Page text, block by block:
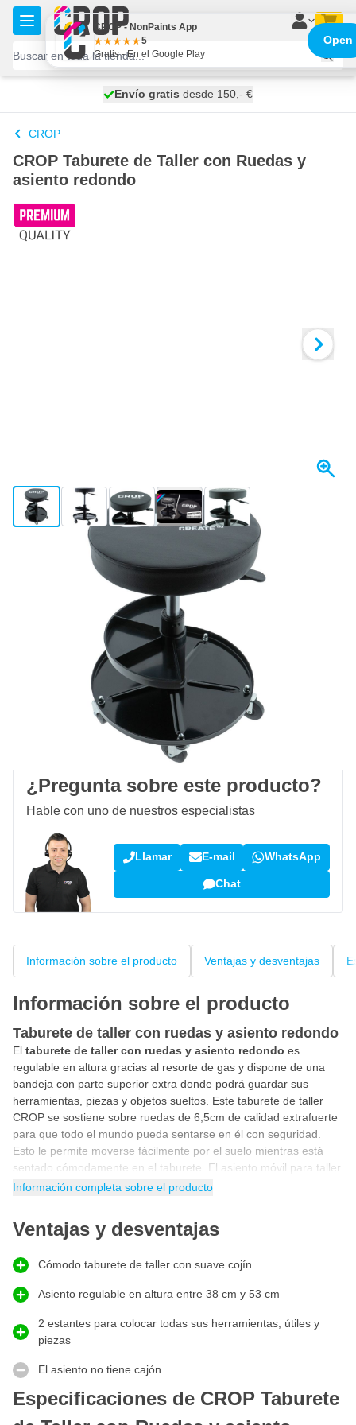
Ir al contenido
se envía mañana
Envío gratis desde 150,- €
100 días
CROP
CROP Taburete de Taller con Ruedas y
asiento redondo
View larger imageView larger imageView larger imageView larger imageView larger image
Se envía mañana
Añadir al carrito
Haz tu pedido antes de las 23:59,
se envía mañana
Envío gratisdesde 150,- €
devoluciones & cambios
Opiniones de clientes:4,14/5(794 críticas)
¿Pregunta sobre este producto?
Hable con uno de nuestros especialistas
Llamar E-mail WhatsApp
Chat
Información sobre el producto Ventajas y desventajas
Información sobre el producto
Taburete de taller con ruedas y asiento redondo
El taburete de taller con ruedas y asiento redondo es
regulable en altura gracias al resorte de gas y dispone de una
bandeja con parte superior extra donde podrá guardar sus
herramientas, piezas y objetos sueltos. Este taburete de taller
CROP se sostiene sobre ruedas de 6,5cm de calidad extrafuerte
para que todo el mundo pueda sentarse en él con seguridad.
Esto le permite moverse fácilmente por el suelo mientras está
sentado cómodamente en el taburete. El asiento móvil para taller
tiene un cojín de 5 cm de grosor extra suave para ofrecer la
¿Busca untaburete de pulido para tener la posición de trabajo
adecuada durante el detallado de coches, el pulido o la limpieza
de llantas? Este taburete de taller redondo con ruedas de CROP
taburete de pulido profesional de alta calidad proporciona
suficiente estabilidad y comodidad para que pueda pulir y detallar
el coche durante horas. Gracias a las dos plataformas, dispondrá
de espacio suficiente para tener a mano todos sus pulimentos,
paños de microfibra y productos de detallado del automóvil.
Información completa sobre el producto
Ventajas y desventajas
Cómodo taburete de taller con suave cojín
Asiento regulable en altura entre 38 cm y 53 cm
2 estantes para colocar todas sus herramientas, útiles y
piezas
El asiento no tiene cajón
Especificaciones de CROP Taburete
CROP - NonPaints App
5
Gratis - En el Google Play
Open